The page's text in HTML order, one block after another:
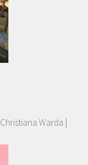
Warda |